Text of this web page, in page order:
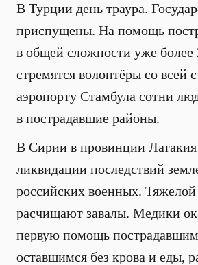
В Турции день траура.
приспущены. На помощь
в общей сложности уже более
стремятся волонтёры со всей
аэропорту Стамбула сотни
в пострадавшие районы.
В Сирии в провинции
ликвидации последствий
российских военных.
расчищают завалы. Медики
первую помощь
оставшимся без крова и еды,